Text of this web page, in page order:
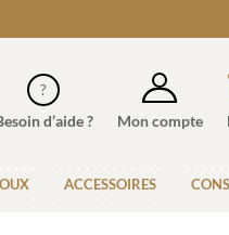
d’aide ? Mon compte
ACCESSOIRES